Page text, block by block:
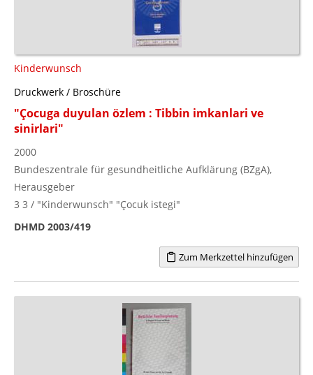
Kinderwunsch
Druckwerk / Broschüre
"Çocuga duyulan özlem : Tibbin imkanlari ve
sinirlari"
2000
Bundeszentrale für gesundheitliche Aufklärung (BZgA),
Herausgeber
3 3 / "Kinderwunsch" "Çocuk istegi"
DHMD 2003/419
Zum Merkzettel hinzufügen